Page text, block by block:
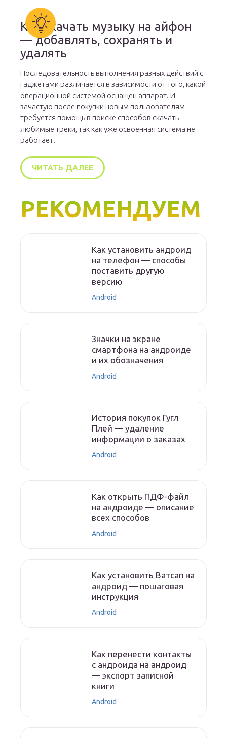
Как скачать музыку на айфон
— добавлять, сохранять и
удалять
Последовательность выполнения разных действий с
гаджетами различается в зависимости от того, какой
операционной системой оснащен аппарат. И
зачастую после покупки новым пользователям
требуется помощь в поиске способов скачать
любимые треки, так как уже освоенная система не
работает.
ЧИТАТЬ ДАЛЕЕ
РЕКОМЕНДУЕМ
Как установить андроид
на телефон — способы
поставить другую
версию
Android
Значки на экране
смартфона на андроиде
и их обозначения
Android
История покупок Гугл
Плей — удаление
информации о заказах
Android
Как открыть ПДФ-файл
на андроиде — описание
всех способов
Android
Как установить Ватсап на
андроид — пошаговая
инструкция
Android
Как перенести контакты
с андроида на андроид
— экспорт записной
книги
Android